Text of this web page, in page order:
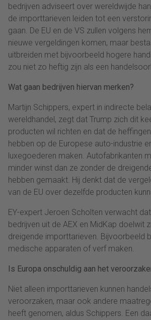
bedrijven adviseert over wereldwijde
de importtarieven leiden tot een
gaan. De EU en de VS zullen volgens
nieuwe vergeldingen komen, maar
uitbreiden met bijvoorbeeld hogere
zou niet zo heftig zijn als een
Wat gaan bedrijven hiervan merken?
Martijn Schippers, expert in indirecte
wereldhandel, zegt dat Trump zich dit
producten wil richten en dat de
hebben op de Europese auto-industrie
luxegoederen maken. Autofabrikanten
minder winst dan ze zonder de
hebben gemaakt. Hij denkt dat de
van de EU over dezelfde producten
EY-expert Jeroen Scholten verwacht
bedrijven uit de AEX en MidKap doelwit
dreigende importtarieven. Bijvoorbeeld
medische apparaten of verf maken.
Is Europa onschuldig aan het
Niet alleen importtarieven kunnen
veroorzaken, maar ook andere
heeft genomen, aldus Schippers. Een